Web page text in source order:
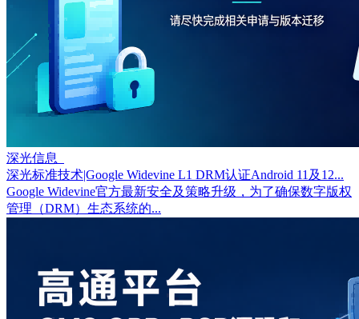
深光信息
深光标准技术|Google Widevine L1 DRM认证Android 11及12...
Google Widevine官方最新安全及策略升级，为了确保数字版权
管理（DRM）生态系统的...